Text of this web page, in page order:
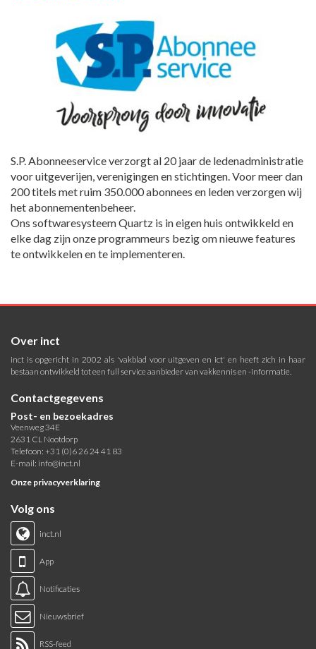
S.P. Abonneeservice verzorgt al 20 jaar de ledenadministratie
voor uitgeverijen, verenigingen en stichtingen. Voor meer dan
200 titels met ruim 350.000 abonnees en leden verzorgen wij
het abonnementenbeheer.
Ons softwaresysteem Quartz is in eigen huis ontwikkeld en
elke dag zijn onze programmeurs bezig om nieuwe features
te ontwikkelen en te implementeren.
Over inct
inct is opgericht in 2002 als 'vakblad voor uitgeven en ict' en heeft zich in haar
bestaan ontwikkeld tot een full service aanbieder van vakkennis en -informatie.
Contactgegevens
Post- en bezoekadres
Veenweg 34E
2631 CL Nootdorp
Telefoon: +31 (0)6 26 24 41 83
E-mail: info@inct.nl
Onze privacyverklaring
Volg ons
inct.nl
App
Notificaties
Nieuwsbrief
RSS-feed